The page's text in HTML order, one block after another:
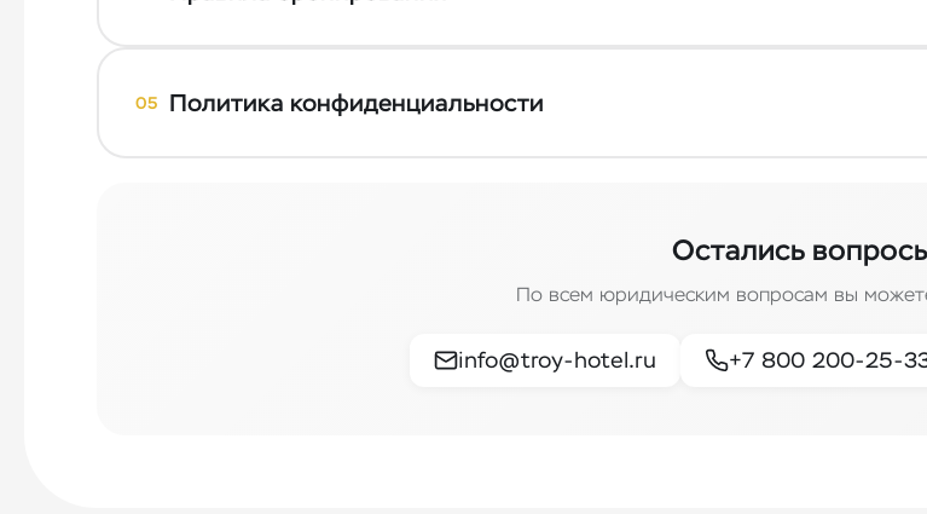
05 Политика конфиденциальности
Остались
По всем юридическим вопросам вы
info@troy-hotel.ru +7 800 200-25-